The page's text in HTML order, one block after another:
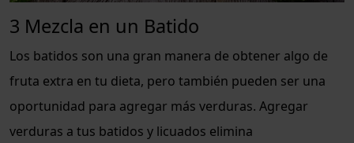
3 Mezcla en un Batido
Los batidos son una gran manera de obtener algo de
fruta extra en tu dieta, pero también pueden ser una
oportunidad para agregar más verduras. Agregar
verduras a tus batidos y licuados elimina